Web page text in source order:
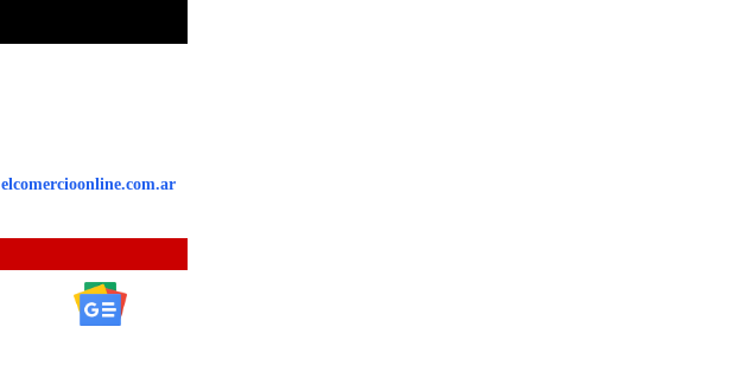
elcomercioonline.com.ar